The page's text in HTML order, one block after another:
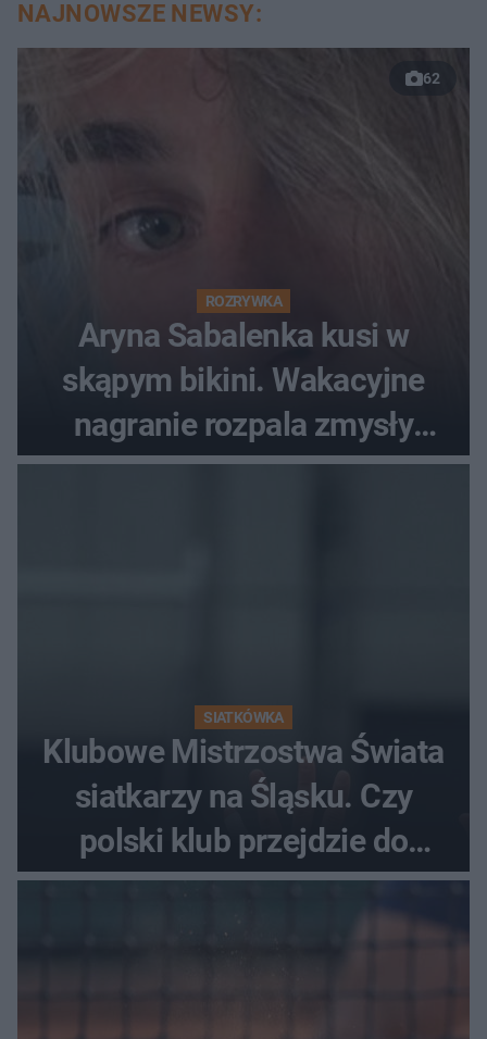
NAJNOWSZE NEWSY:
62
ROZRYWKA
Aryna Sabalenka kusi w
skąpym bikini. Wakacyjne
nagranie rozpala zmysły
fanów
SIATKÓWKA
Klubowe Mistrzostwa Świata
siatkarzy na Śląsku. Czy
polski klub przejdzie do
historii